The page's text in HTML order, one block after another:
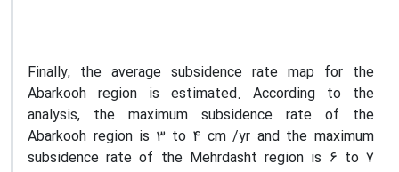
Finally, the average subsidence rate map for the
Abarkooh region is estimated. According to the
analysis, the maximum subsidence rate of the
Abarkooh region is 3 to 4 cm /yr and the maximum
subsidence rate of the Mehrdasht region is 6 to 7